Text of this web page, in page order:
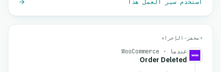
استخدم سير العمل هذا
⚡ محفز →الإجراء
عندما · WooCommerce
Order Deleted